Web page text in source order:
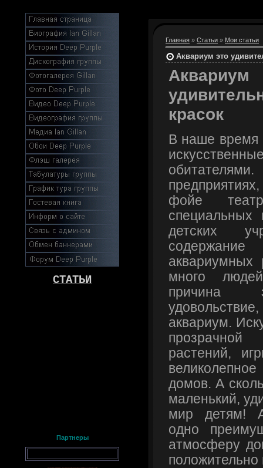
СТАТЬИ
Партнеры
Главная » Статьи » Мои статьи
Аквариум это
красок
В наше время
фойе
специальных
детских
аквариумных
много
причина
аквариум.
растений,
домов. А
маленький,
мир детям!
одно
атмосферу
положительно